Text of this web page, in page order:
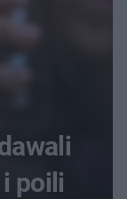
poili